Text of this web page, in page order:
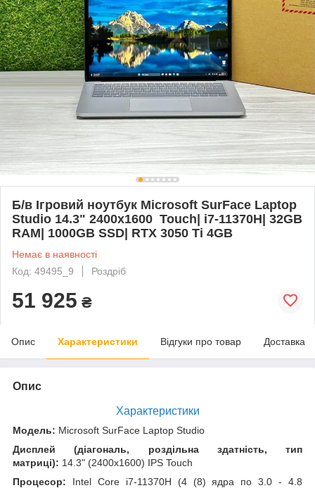
Б/в Ігровий ноутбук Microsoft SurFace Laptop
Studio 14.3" 2400x1600 Touch| i7-11370H| 32GB
RAM| 1000GB SSD| RTX 3050 Ti 4GB
Немає в наявності
Код: 49495_9
Роздріб
51 925 ₴
Опис Характеристики Відгуки про товар Доставка
Опис
Характеристики
Модель: Microsoft SurFace Laptop Studio
Дисплей (діагональ, роздільна здатність, тип
матриці): 14.3" (2400x1600) IPS Touch
Процесор: Intel Core i7-11370H (4 (8) ядра по 3.0 - 4.8